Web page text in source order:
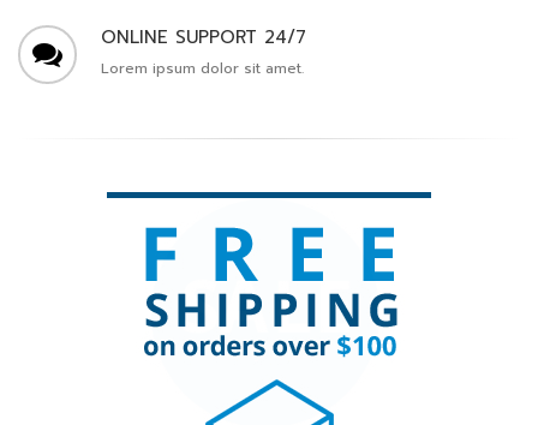
ONLINE SUPPORT 24/7
Lorem ipsum dolor sit amet.